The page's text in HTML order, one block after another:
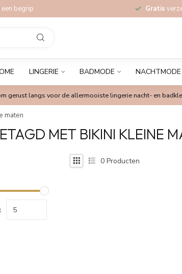
een begrip Gratis
LINGERIE BADMODE NACHTMODE
gerust langs voor de allermooiste lingerie nacht- en
maten
MET BIKINI KLEINE
0 Producten